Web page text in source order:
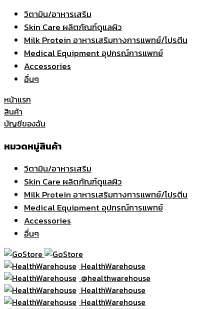
วิตามิน/อาหารเสริม
Skin Care ผลิตภัณฑ์ดูแลผิว
Milk Protein อาหารเสริมทางการแพทย์/โปรตีน
Medical Equipment อุปกรณ์การแพทย์
Accessories
อื่นๆ
หน้าแรก
สินค้า
บัญชีของฉัน
หมวดหมู่สินค้า
วิตามิน/อาหารเสริม
Skin Care ผลิตภัณฑ์ดูแลผิว
Milk Protein อาหารเสริมทางการแพทย์/โปรตีน
Medical Equipment อุปกรณ์การแพทย์
Accessories
อื่นๆ
HealthWarehouse
@healthwarehouse
HealthWarehouse
HealthWarehouse